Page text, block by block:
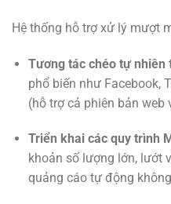
Hệ thống hỗ trợ xử lý mượt
Tương tác chéo tự nhiên
phổ biến như Facebook,
(hỗ trợ cả phiên bản web
Triển khai các quy trình
khoản số lượng lớn, lướt
quảng cáo tự động